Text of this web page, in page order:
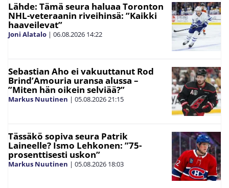
Lähde: Tämä seura haluaa Toronton
NHL-veteraanin riveihinsä: ”Kaikki
haaveilevat”
Joni Alatalo | 06.08.2026 14:22
Sebastian Aho ei vakuuttanut Rod
Brind’Amouria uransa alussa –
”Miten hän oikein selviää?”
Markus Nuutinen | 05.08.202621:15
Tässäkö sopiva seura Patrik
Laineelle? Ismo Lehkonen: ”75-
prosenttisesti uskon”
Markus Nuutinen | 05.08.2026 18:03